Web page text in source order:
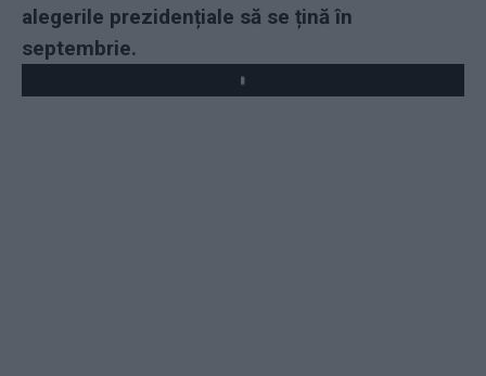
alegerile prezidențiale să se țină în
septembrie.
Play